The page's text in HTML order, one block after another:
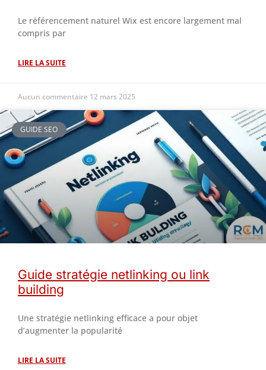
Le référencement naturel Wix est encore largement mal
compris par
LIRE LA SUITE
Aucun commentaire 12 mars 2025
GUIDE SEO
Guide stratégie netlinking ou link
building
Une stratégie netlinking efficace a pour objet
d’augmenter la popularité
LIRE LA SUITE